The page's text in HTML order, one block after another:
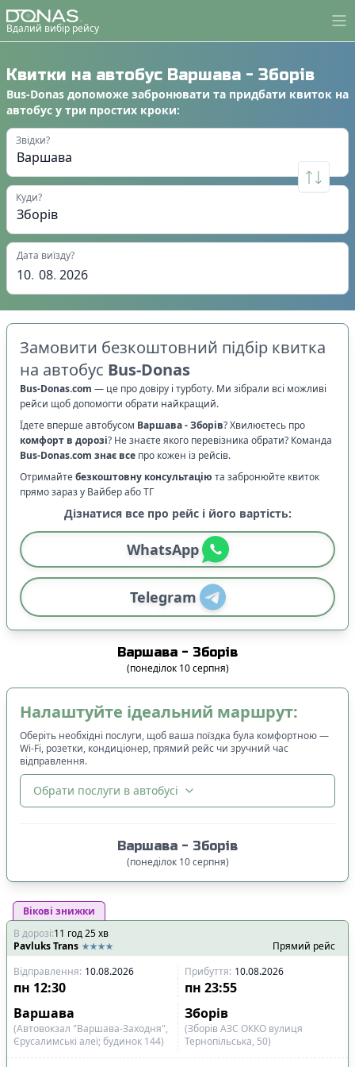
Вдалий вибір рейсу
Квитки на автобус Варшава - Зборів
Bus-Donas допоможе забронювати та придбати квиток на
автобус у три простих кроки:
Звідки?
Куди?
Дата виїзду?
10. 08. 2026
Замовити безкоштовний підбір квитка
на автобус Bus-Donas
Bus-Donas.com — це про довіру і турботу. Ми зібрали всі можливі
рейси щоб допомогти обрати найкращий.
Їдете вперше автобусом Варшава-Зборів? Хвилюєтесь про
комфорт в дорозі? Не знаєте якого перевізника обрати? Команда
Bus-Donas.com знає все про кожен із рейсів.
Отримайтебезкоштовну консультацію та забронюйте квиток
прямо зараз у Вайбер або ТГ
Дізнатися все про рейс і його вартість:
WhatsApp
Telegram
Варшава - Зборів
(понеділок 10 серпня)
Налаштуйте ідеальний маршрут:
Оберіть необхідні послуги, щоб ваша поїздка була комфортною —
Wi-Fi, розетки, кондиціонер, прямий рейс чи зручний час
відправлення.
Обрати послуги в автобусі
Спочатку дешевші
Час відправлення
Спочатку ранні
Спочатку вечірні
Час прибуття
Спочатку ранні
Спочатку вечірні
Тривалість подорожі:
Варшава - Зборів
(понеділок 10 серпня)
Вікові знижки
В дорозі:11 год25хв
Pavluks Trans
Прямий рейс
Відправлення: 10.08.2026 Прибуття: 10.08.2026
пн 12:30 пн 23:55
Варшава
Зборів
(Автовокзал "Варшава-Заходня",
Єрусалимські алеї; будинок 144)
(Зборів АЗС ОККО вулиця
Тернопільська, 50)